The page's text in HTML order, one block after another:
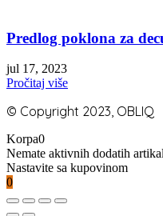
Predlog poklona za
jul 17, 2023
Pročitaj više
© Copyright 2023, OBLIQ
Korpa0
Nemate aktivnih dodatih
Nastavite sa kupovinom
0